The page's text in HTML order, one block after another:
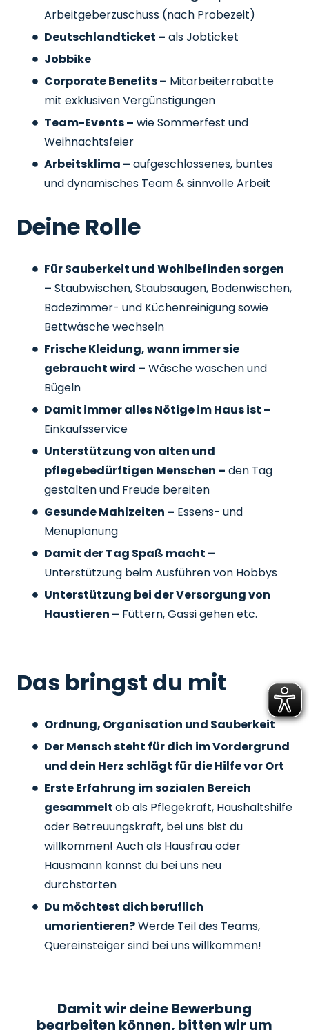
Arbeitgeberzuschuss (nach Probezeit)
Deutschlandticket – als Jobticket
Jobbike
Corporate Benefits – Mitarbeiterrabatte
mit exklusiven Vergünstigungen
Team-Events – wie Sommerfest und
Weihnachtsfeier
Arbeitsklima – aufgeschlossenes, buntes
und dynamisches Team & sinnvolle Arbeit
Deine Rolle
Für Sauberkeit und Wohlbefinden sorgen
– Staubwischen, Staubsaugen, Bodenwischen,
Badezimmer- und Küchenreinigung sowie
Bettwäsche wechseln
Frische Kleidung, wann immer sie
gebraucht wird – Wäsche waschen und
Bügeln
Damit immer alles Nötige im Haus ist –
Einkaufsservice
Unterstützung von alten und
pflegebedürftigen Menschen – den Tag
gestalten und Freude bereiten
Gesunde Mahlzeiten – Essens- und
Menüplanung
Damit der Tag Spaß macht –
Unterstützung beim Ausführen von Hobbys
Unterstützung bei der Versorgung von
Haustieren – Füttern, Gassi gehen etc.
Das bringst du mit
Ordnung, Organisation und Sauberkeit
Der Mensch steht für dich im Vordergrund
und dein Herz schlägt für die Hilfe vor Ort
Erste Erfahrung im sozialen Bereich
gesammeltob als Pflegekraft, Haushaltshilfe
oder Betreuungskraft, bei uns bist du
willkommen! Auch als Hausfrau oder
Hausmann kannst du bei uns neu
durchstarten
Du möchtest dich beruflich
umorientieren?Werde Teil des Teams,
Quereinsteiger sind bei uns willkommen!
Damit wir deine Bewerbung
bearbeiten können, bitten wir um